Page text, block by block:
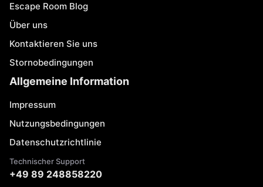
Escape Room Blog
Über uns
Kontaktieren Sie uns
Stornobedingungen
Allgemeine Information
Impressum
Nutzungsbedingungen
Datenschutzrichtlinie
Technischer Support
+49 89 248858220